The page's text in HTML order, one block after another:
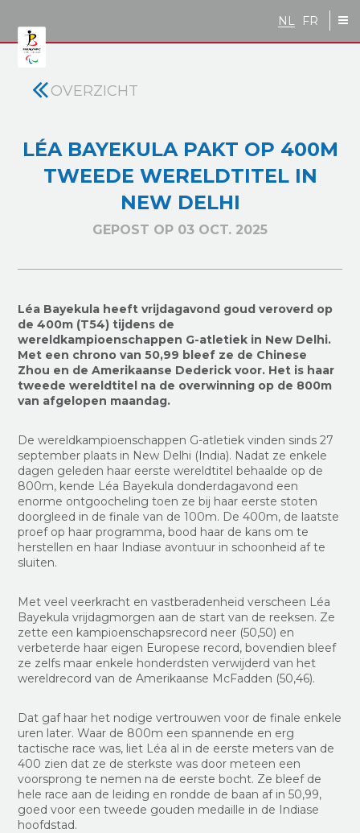
NL FR
OVERZICHT
LÉA BAYEKULA PAKT OP 400M
TWEEDE WERELDTITEL IN
NEW DELHI
GEPOST OP 03 OCT. 2025
Léa Bayekula heeft vrijdagavond goud veroverd op
de 400m (T54) tijdens de
wereldkampioenschappen G-atletiek in New Delhi.
Met een chrono van 50,99 bleef ze de Chinese
Zhou en de Amerikaanse Dederick voor. Het is haar
tweede wereldtitel na de overwinning op de 800m
van afgelopen maandag.
De wereldkampioenschappen G-atletiek vinden sinds 27
september plaats in New Delhi (India). Nadat ze enkele
dagen geleden haar eerste wereldtitel behaalde op de
800m, kende Léa Bayekula donderdagavond een
enorme ontgoocheling toen ze bij haar eerste stoten
doorgleed in de finale van de 100m. De 400m, de laatste
proef op haar programma, bood haar de kans om te
herstellen en haar Indiase avontuur in schoonheid af te
sluiten.
Met veel veerkracht en vastberadenheid verscheen Léa
Bayekula vrijdagmorgen aan de start van de reeksen. Ze
zette een kampioenschapsrecord neer (50,50) en
verbeterde haar eigen Europese record, bovendien bleef
ze zelfs maar enkele honderdsten verwijderd van het
wereldrecord van de Amerikaanse McFadden (50,46).
Dat gaf haar het nodige vertrouwen voor de finale enkele
uren later. Waar de 800m een spannende en erg
tactische race was, liet Léa al in de eerste meters van de
400 zien dat ze de sterkste was door meteen een
voorsprong te nemen na de eerste bocht. Ze bleef de
hele race aan de leiding en rondde de baan af in 50,99,
goed voor een tweede gouden medaille in de Indiase
hoofdstad.